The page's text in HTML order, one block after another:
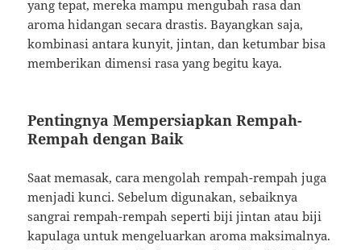
yang tepat, mereka mampu mengubah rasa dan
aroma hidangan secara drastis. Bayangkan saja,
kombinasi antara kunyit, jintan, dan ketumbar bisa
memberikan dimensi rasa yang begitu kaya.
Pentingnya Mempersiapkan Rempah-
Rempah dengan Baik
Saat memasak, cara mengolah rempah-rempah juga
menjadi kunci. Sebelum digunakan, sebaiknya
sangrai rempah-rempah seperti biji jintan atau biji
kapulaga untuk mengeluarkan aroma maksimalnya.